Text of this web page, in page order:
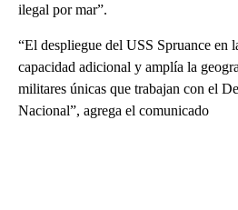
ilegal por mar”.
“El despliegue del USS Spruance en
capacidad adicional y amplía la
militares únicas que trabajan con el
Nacional”, agrega el comunicado